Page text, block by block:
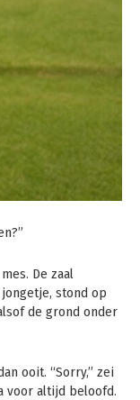
De zaal
stond op
de grond onder
ooit. “Sorry,” zei
voor altijd beloofd.